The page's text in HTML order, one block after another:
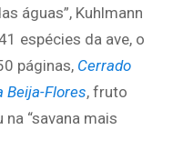
águas”, Kuhlmann
espécies da ave, o
páginas, Cerrado
Beija-Flores, fruto
“savana mais